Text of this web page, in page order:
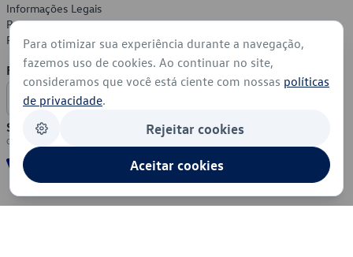
Informações Legais
Política de Privacidade
Política de Cookies
Formas de Pagamento
Segurança
Para otimizar sua experiência durante a navegação,
fazemos uso de cookies. Ao continuar no site,
consideramos que você está ciente com nossas políticas
de privacidade.
Rejeitar cookies
Aceitar cookies